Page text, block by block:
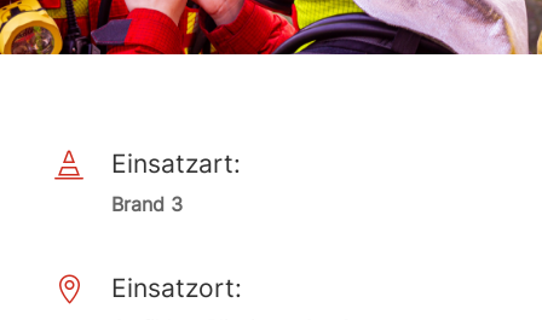
 Einsatzart:
Brand 3
 Einsatzort: